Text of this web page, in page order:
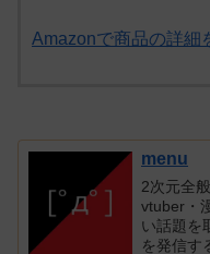
Amazonで商品の詳細
menu
2次元全
vtuber・
い話題を
を発信す